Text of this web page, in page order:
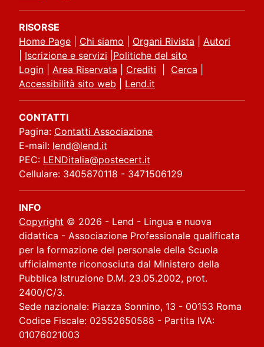
RISORSE
Home Page
Chi siamo Organi Rivista
Autori
Iscrizione e servizi Politiche del sito
Login
Area Riservata Crediti Cerca
Accessibilità sito web
Lend.it
CONTATTI
Pagina: Contatti Associazione
E-mail: lend@lend.it
PEC: LENDitalia@postecert.it
Cellulare: 3405870118 - 3471506129
INFO
Copyright © 2026 - Lend - Lingua e nuova
didattica - Associazione Professionale qualificata
per la formazione del personale della Scuola
ufficialmente riconosciuta dal Ministero della
Pubblica Istruzione D.M. 23.05.2002, prot.
2400/C/3.
Sede nazionale: Piazza Sonnino, 13 - 00153 Roma
Codice Fiscale: 02552650588 - Partita IVA:
01076021003